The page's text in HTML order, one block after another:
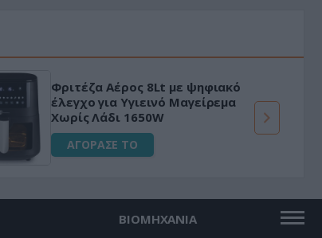
Φριτέζα Αέρος 8Lt με ψηφιακό
έλεγχο για Υγιεινό Μαγείρεμα
Χωρίς Λάδι 1650W
ΑΓΟΡΑΣΕ ΤΟ
ΒΙΟΜΗΧΑΝΙΑ